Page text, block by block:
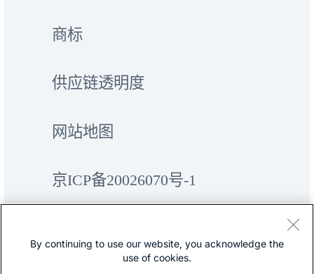
商标
供应链透明度
网站地图
京ICP备20026070号-1
By continuing to use our website, you acknowledge the
use of cookies.